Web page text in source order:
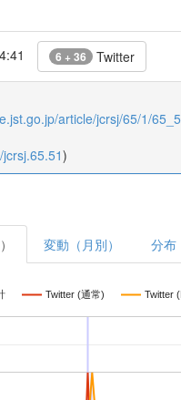
6 + 36 Twitter
article/jcrsj/65/1/
)
変動（月別） 分布
Twitter (通常) Twitter